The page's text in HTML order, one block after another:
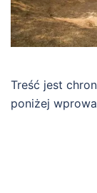
Treść jest
poniżej